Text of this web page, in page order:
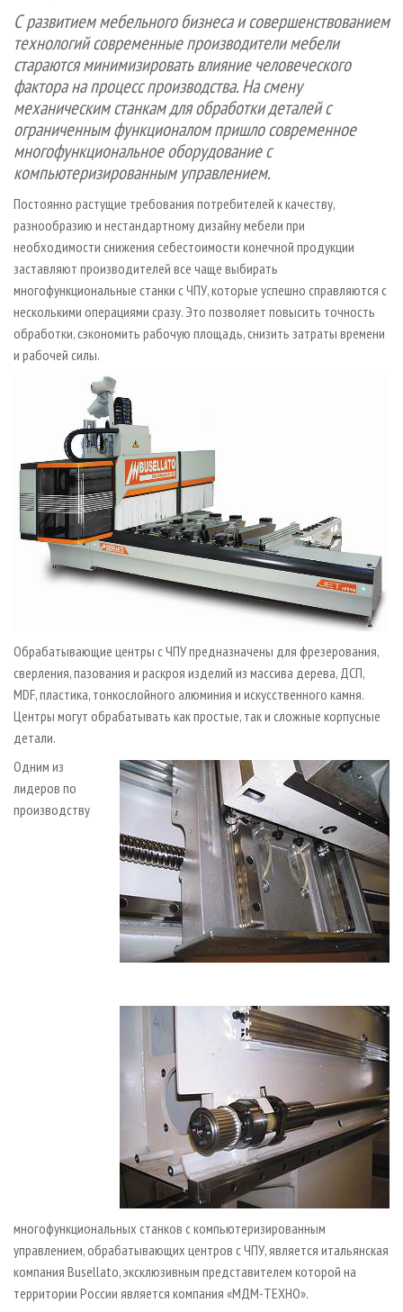
СУШКА ДРЕВЕСИНЫ
ПРОИЗВОДСТВО ДРЕВЕСНЫХ ПЛИТ
ДЕРЕВЯННОЕ ДОМОСТРОЕНИЕ
ПРОИЗВОДСТВО МЕБЕЛИ
БИОЭНЕРГЕТИКА
ЦБП
ПЕРСОНЫ
МОБИЛЬНЫЕ ВЫСТАВКИ
ОФИЦИАЛЬНЫЕ ДЕЛЕГАЦИИ
ПРИОРИТЕТНЫЕ ИНВЕСТПРОЕКТЫ
RUSSIAN FORESTRY REVIEW
ГАЗЕТА ЛЕСПРОМФОРУМ
БИБЛИОТЕКА СПЕЦИАЛИСТА
КОНТАКТЫ
РЕКЛАМА
РЕКЛАМА НА САЙТЕ
С развитием мебельного бизнеса и совершенствованием
технологий современные производители мебели
стараются минимизировать влияние человеческого
фактора на процесс производства. На смену
механическим станкам для обработки деталей с
ограниченным функционалом пришло современное
многофункциональное оборудование с
компьютеризированным управлением.
Постоянно растущие требования потребителей к качеству,
разнообразию и нестандартному дизайну мебели при
необходимости снижения себестоимости конечной продукции
заставляют производителей все чаще выбирать
многофункциональные станки с ЧПУ, которые успешно справляются с
несколькими операциями сразу. Это позволяет повысить точность
обработки, сэкономить рабочую площадь, снизить затраты времени
и рабочей силы.
Обрабатывающие центры с ЧПУ предназначены для фрезерования,
сверления, пазования и раскроя изделий из массива дерева, ДСП,
MDF, пластика, тонкослойного алюминия и искусственного камня.
Центры могут обрабатывать как простые, так и сложные корпусные
детали.
Одним из
лидеров по
производству
многофункциональных станков с компьютеризированным
управлением, обрабатывающих центров с ЧПУ, является итальянская
компания Busellato, эксклюзивным представителем которой на
территории России является компания «МДМ-ТЕХНО».